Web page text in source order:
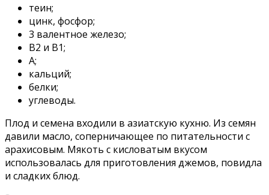
теин;
цинк, фосфор;
3 валентное железо;
В2 и В1;
А;
кальций;
белки;
углеводы.
Плод и семена входили в азиатскую кухню. Из семян
давили масло, соперничающее по питательности с
арахисовым. Мякоть с кисловатым вкусом
использовалась для приготовления джемов, повидла
и сладких блюд.